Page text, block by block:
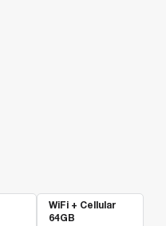
WiFi + Cellular
64GB